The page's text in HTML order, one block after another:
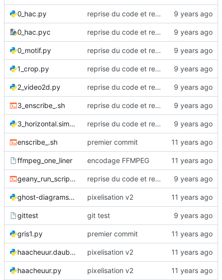
0_hac.py reprise du code et renommages
0_hac.pyc reprise du code et renommages
0_motif.py reprise du code et renommages
1_crop.py reprise du code et renommages
2_video2d.py reprise du code et renommages
3_enscribe_.sh reprise du code et renommages
3_horizontal.simple.py reprise du code et renommages
enscribe_.sh premier commit
ffmpeg_one_liner encodage FFMPEG
geany_run_script.sh reprise du code et renommages
ghost-diagrams-0.8.py pixelisation v2
gittest git test
gris1.py premier commit
haacheuur.daube.py pixelisation v2
haacheuur.py pixelisation v2